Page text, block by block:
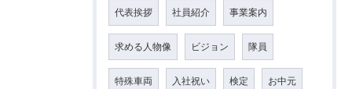
代表挨拶 社員紹介 事業案内
求める人物像 ビジョン 隊員
特殊車両 入社祝い 検定 お中元